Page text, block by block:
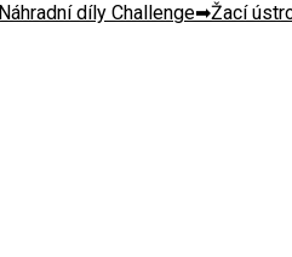
Náhradní díly Challenge Žací